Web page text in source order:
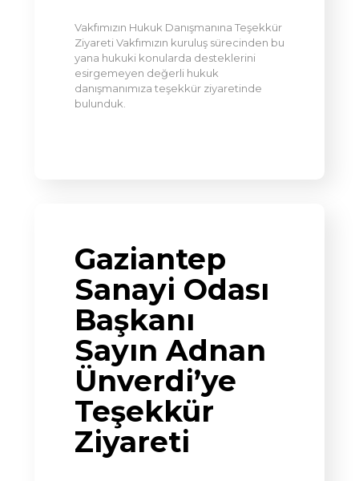
Vakfımızın Hukuk Danışmanına Teşekkür
Ziyareti Vakfımızın kuruluş sürecinden bu
yana hukuki konularda desteklerini
esirgemeyen değerli hukuk
danışmanımıza teşekkür ziyaretinde
bulunduk.
Gaziantep
Sanayi Odası
Başkanı
Sayın Adnan
Ünverdi’ye
Teşekkür
Ziyareti